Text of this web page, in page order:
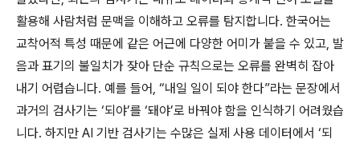
활용해 사람처럼 문맥을 이해하고 오류를 탐지합니다. 한국어는
교착어적 특성 때문에 같은 어근에 다양한 어미가 붙을 수 있고, 발
음과 표기의 불일치가 잦아 단순 규칙으로는 오류를 완벽히 잡아
내기 어렵습니다. 예를 들어, “내일 일이 되야 한다”라는 문장에서
과거의 검사기는 ‘되야’를 ‘돼야’로 바꿔야 함을 인식하기 어려웠습
니다. 하지만 AI 기반 검사기는 수많은 실제 사용 데이터에서 ‘되